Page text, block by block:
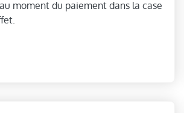
moment du paiement dans la case